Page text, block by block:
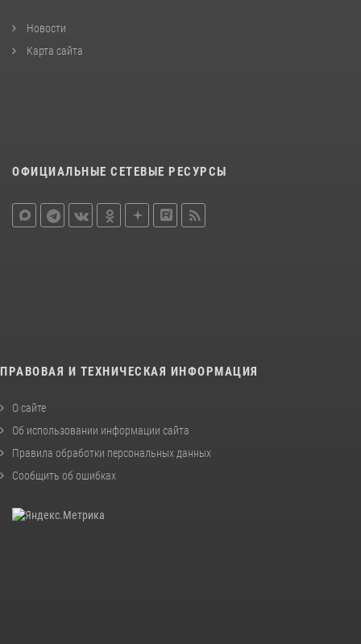
Новости
Карта сайта
ОФИЦИАЛЬНЫЕ СЕТЕВЫЕ РЕСУРСЫ
ПРАВОВАЯ И ТЕХНИЧЕСКАЯ ИНФОРМАЦИЯ
О сайте
Об использовании информации сайта
Правила обработки персональных данных
Сообщить об ошибках